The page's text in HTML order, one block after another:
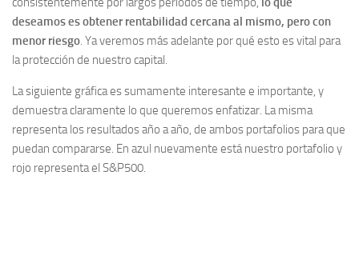
deseamos es obtener rentabilidad cercana al mismo, pero con
menor riesgo. Ya veremos más adelante por qué esto es vital para
la protección de nuestro capital.
La siguiente gráfica es sumamente interesante e importante, y
demuestra claramente lo que queremos enfatizar. La misma
representa los resultados año a año, de ambos portafolios para que
puedan compararse. En azul nuevamente está nuestro portafolio y
rojo representa el S&P500.